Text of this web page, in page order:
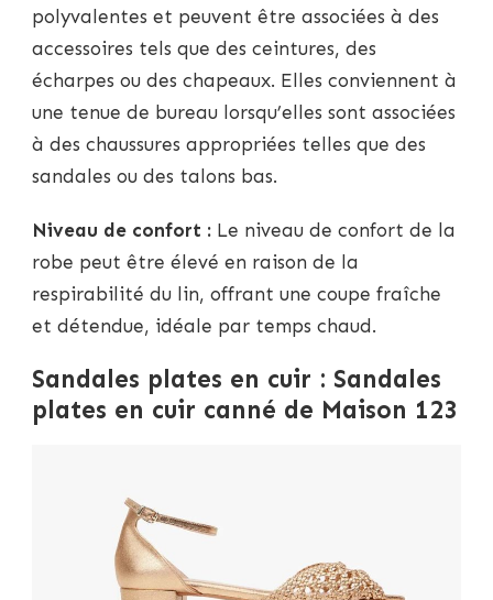
polyvalentes et peuvent être associées à des
accessoires tels que des ceintures, des
écharpes ou des chapeaux. Elles conviennent à
une tenue de bureau lorsqu’elles sont associées
à des chaussures appropriées telles que des
sandales ou des talons bas.
Niveau de confort : Le niveau de confort de la
robe peut être élevé en raison de la
respirabilité du lin, offrant une coupe fraîche
et détendue, idéale par temps chaud.
Sandales plates en cuir : Sandales
plates en cuir canné de Maison 123